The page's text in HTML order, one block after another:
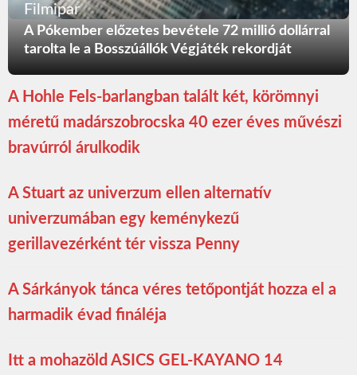
Filmipar
A Pókember előzetes bevétele 72 millió dollárral
tarolta le a Bosszúállók Végjáték rekordját
A Hohle Fels-barlangban talált két, körömnyi
méretű madárszobrocska 40 ezer éves művészi
bravúrról árulkodik
A Stuart az univerzum ellen alternatív
univerzumában egy keménykezű
gerillavezérként tér vissza Penny
A Sárkányok tánca véres tetőpontját hozza el a
harmadik évad fináléja
Itt a mohazöld ASICS GEL-KAYANO 14